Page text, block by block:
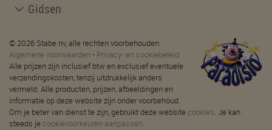
Gidsen
© 2026 Stabe nv, alle rechten voorbehouden.
Algemene voorwaarden - Privacy- en cookiebeleid
Alle prijzen zijn inclusief btw en exclusief eventuele
verzendingskosten, tenzij uitdrukkelijk anders
vermeld. Alle producten, prijzen, afbeeldingen en
informatie op deze website zijn onder voorbehoud.
Om je beter van dienst te zijn, gebruikt deze website cookies. Je kan
steeds je cookievoorkeuren aanpassen.